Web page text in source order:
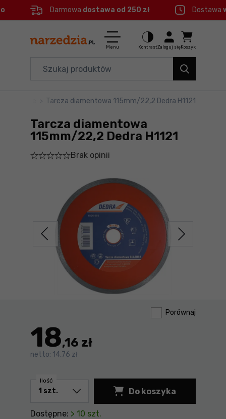
Menu główne
Informacje o produkcie
Do koszyka
Szczegółowe informacje
Stopka
Mapa strony
Darmowa dostawa od 250 zł Dostawa
Menu KontrastZaloguj się Koszyk
Elektronarzędzia
Akcesoria
BHP
Okazje
Tarcza diamentowa 115mm/22,2 Dedra H1121
Tarcza diamentowa
115mm/22,2 Dedra H1121
Brak opinii
Porównaj
18,16 zł
netto: 14,76 zł
Ilość
Do koszyka
Tarcza diamentowa
Dostępne: > 10 szt.